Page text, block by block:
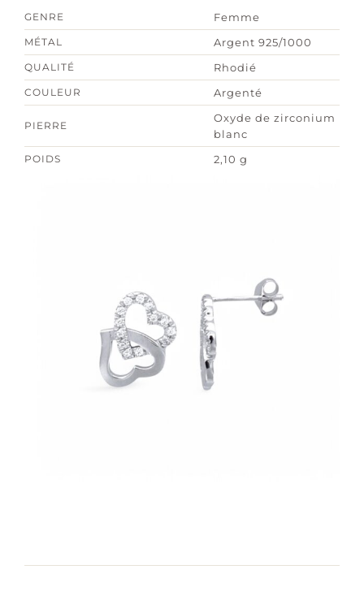
GENRE Femme
MÉTAL Argent 925/1000
QUALITÉ Rhodié
COULEUR Argenté
PIERRE
Oxyde de zirconium
blanc
POIDS 2,10 g